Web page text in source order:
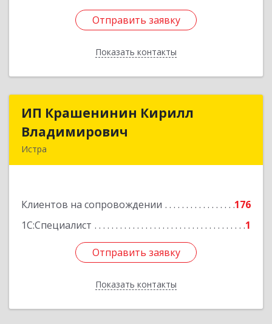
Отправить заявку
Показать контакты
Отправить заявку
Назад
ИП Крашенинин Кирилл
Владимирович
Истра
Клиентов на сопровождении
176
1С:Специалист
1
Отправить заявку
Показать контакты
ИП Крашенинин Кирилл
Подробнее
Отправить заявку
Назад